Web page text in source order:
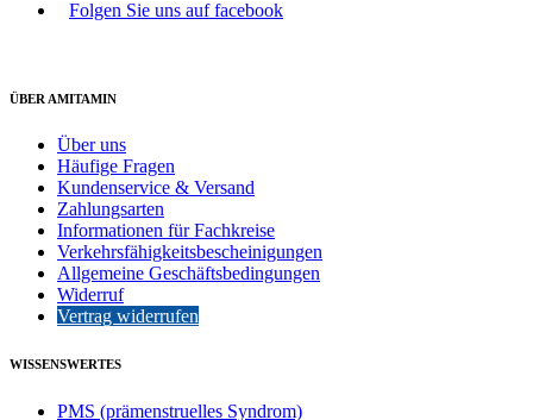
Folgen Sie uns auf facebook
ÜBER AMITAMIN
Über uns
Häufige Fragen
Kundenservice & Versand
Zahlungsarten
Informationen für Fachkreise
Verkehrsfähigkeitsbescheinigungen
Allgemeine Geschäftsbedingungen
Widerruf
Vertrag widerrufen
WISSENSWERTES
PMS (prämenstruelles Syndrom)